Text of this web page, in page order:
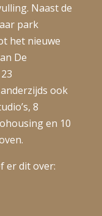
Naast de
park
het nieuwe
De
ook
8
en 10
er dit over: